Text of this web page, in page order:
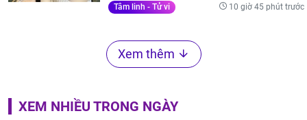
Tâm linh - Tử vi 10 giờ 45 phút trước
Xem thêm
XEM NHIỀU TRONG NGÀY